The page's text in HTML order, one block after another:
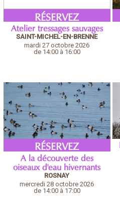
RÉSERVEZ
Atelier tressages sauvages
SAINT-MICHEL-EN-BRENNE
mardi 27 octobre 2026
de 14:00 à 16:00
RÉSERVEZ
A la découverte des
oiseaux d'eau hivernants
ROSNAY
mercredi 28 octobre 2026
de 14:00 à 17:00